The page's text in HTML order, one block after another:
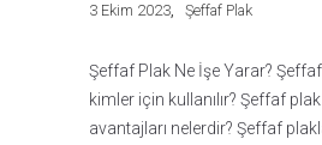
3 Ekim 2023 Şeffaf Plak
Şeffaf Plak Ne İşe Yarar?
kimler için kullanılır? Şeffaf
avantajları nelerdir? Şeffaf